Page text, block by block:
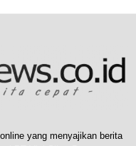
yang menyajikan berita